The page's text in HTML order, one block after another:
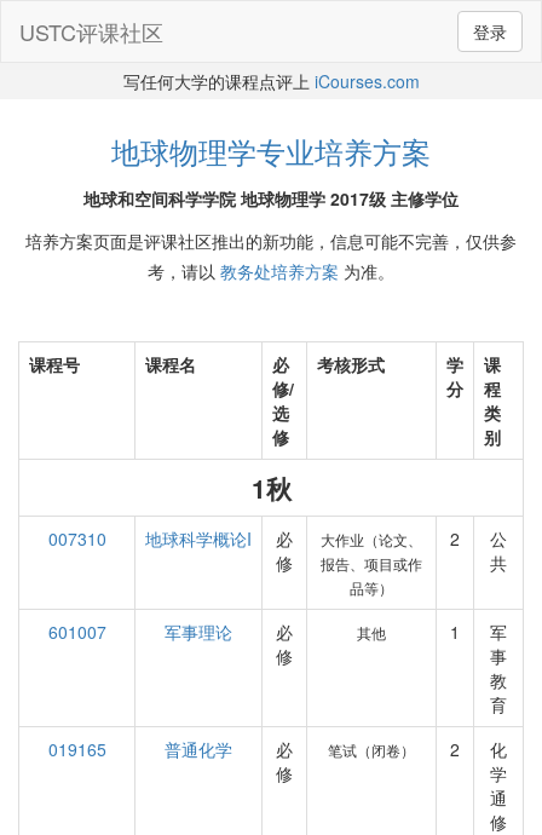
登录
USTC评课社区
写任何大学的课程点评上 iCourses.com
地球物理学专业培养方案
地球和空间科学学院 地球物理学 2017级 主修学位
培养方案页面是评课社区推出的新功能，信息可能不完善，仅供参
考，请以 教务处培养方案 为准。
课程号 课程名
必
修/
选
修
考核形式
学
分
课
程
类
别
1秋
007310 地球科学概论I
必
修
大作业（论文、
报告、项目或作
品等）
2
公
共
601007 军事理论
必
修
其他 1
军
事
教
育
019165
普通化学
必
修
笔试（闭卷） 2
化
学
通
修